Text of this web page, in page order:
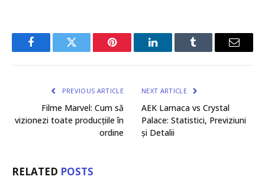
FacebookTwitter Pinterest LinkedInTumblr Email
PREVIOUS ARTICLE
Filme Marvel: Cum să
vizionezi toate producțiile în
ordine
NEXT ARTICLE
AEK Larnaca vs Crystal
Palace: Statistici, Previziuni
și Detalii
RELATED POSTS